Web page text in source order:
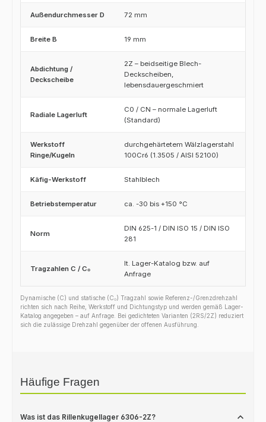
Außendurchmesser D 72 mm
Breite B 19 mm
Abdichtung /
Deckscheibe
2Z – beidseitige Blech-
Deckscheiben,
lebensdauergeschmiert
Radiale Lagerluft
C0 / CN – normale Lagerluft
(Standard)
Werkstoff
Ringe/Kugeln
durchgehärtetem Wälzlagerstahl
100Cr6 (1.3505 / AISI 52100)
Käfig-Werkstoff Stahlblech
Betriebstemperatur ca. -30 bis +150 °C
Norm
DIN 625-1 / DIN ISO 15 / DIN ISO
281
Tragzahlen C / C₀
lt. Lager-Katalog bzw. auf
Anfrage
Dynamische (C) und statische (C₀) Tragzahl sowie Referenz-/Grenzdrehzahl
richten sich nach Reihe, Werkstoff und Dichtungstyp und werden gemäß Lager-
Katalog angegeben – auf Anfrage. Bei gedichteten Varianten (2RS/2Z) reduziert
sich die zulässige Drehzahl gegenüber der offenen Ausführung.
Häufige Fragen
Was ist das Rillenkugellager 6306-2Z?